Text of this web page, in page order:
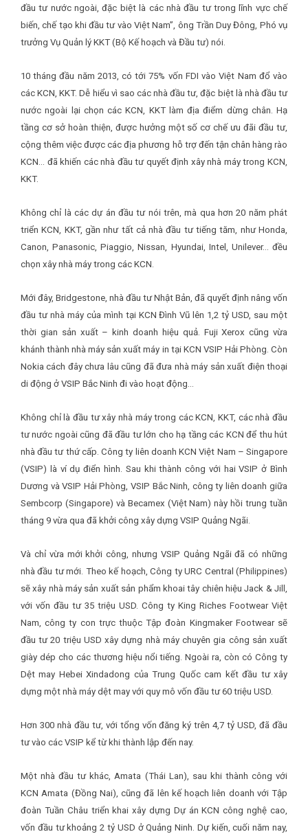
đầu tư nước ngoài, đặc biệt là các nhà đầu tư trong lĩnh vực chế
biến, chế tạo khi đầu tư vào Việt Nam”, ông Trần Duy Đông, Phó vụ
trưởng Vụ Quản lý KKT (Bộ Kế hoạch và Đầu tư) nói.
10 tháng đầu năm 2013, có tới 75% vốn FDI vào Việt Nam đổ vào
các KCN, KKT. Dễ hiểu vì sao các nhà đầu tư, đặc biệt là nhà đầu tư
nước ngoài lại chọn các KCN, KKT làm địa điểm dừng chân. Hạ
tầng cơ sở hoàn thiện, được hưởng một số cơ chế ưu đãi đầu tư,
cộng thêm việc được các địa phương hỗ trợ đến tận chân hàng rào
KCN… đã khiến các nhà đầu tư quyết định xây nhà máy trong KCN,
KKT.
Không chỉ là các dự án đầu tư nói trên, mà qua hơn 20 năm phát
triển KCN, KKT, gần như tất cả nhà đầu tư tiếng tăm, như Honda,
Canon, Panasonic, Piaggio, Nissan, Hyundai, Intel, Unilever… đều
chọn xây nhà máy trong các KCN.
Mới đây, Bridgestone, nhà đầu tư Nhật Bản, đã quyết định nâng vốn
đầu tư nhà máy của mình tại KCN Đình Vũ lên 1,2 tỷ USD, sau một
thời gian sản xuất – kinh doanh hiệu quả. Fuji Xerox cũng vừa
khánh thành nhà máy sản xuất máy in tại KCN VSIP Hải Phòng. Còn
Nokia cách đây chưa lâu cũng đã đưa nhà máy sản xuất điện thoại
di động ở VSIP Bắc Ninh đi vào hoạt động…
Không chỉ là đầu tư xây nhà máy trong các KCN, KKT, các nhà đầu
tư nước ngoài cũng đã đầu tư lớn cho hạ tầng các KCN để thu hút
nhà đầu tư thứ cấp. Công ty liên doanh KCN Việt Nam – Singapore
(VSIP) là ví dụ điển hình. Sau khi thành công với hai VSIP ở Bình
Dương và VSIP Hải Phòng, VSIP Bắc Ninh, công ty liên doanh giữa
Sembcorp (Singapore) và Becamex (Việt Nam) này hồi trung tuần
tháng 9 vừa qua đã khởi công xây dựng VSIP Quảng Ngãi.
Và chỉ vừa mới khởi công, nhưng VSIP Quảng Ngãi đã có những
nhà đầu tư mới. Theo kế hoạch, Công ty URC Central (Philippines)
sẽ xây nhà máy sản xuất sản phẩm khoai tây chiên hiệu Jack & Jill,
với vốn đầu tư 35 triệu USD. Công ty King Riches Footwear Việt
Nam, công ty con trực thuộc Tập đoàn Kingmaker Footwear sẽ
đầu tư 20 triệu USD xây dựng nhà máy chuyên gia công sản xuất
giày dép cho các thương hiệu nổi tiếng. Ngoài ra, còn có Công ty
Dệt may Hebei Xindadong của Trung Quốc cam kết đầu tư xây
dựng một nhà máy dệt may với quy mô vốn đầu tư 60 triệu USD.
Hơn 300 nhà đầu tư, với tổng vốn đăng ký trên 4,7 tỷ USD, đã đầu
tư vào các VSIP kể từ khi thành lập đến nay.
Một nhà đầu tư khác, Amata (Thái Lan), sau khi thành công với
KCN Amata (Đồng Nai), cũng đã lên kế hoạch liên doanh với Tập
đoàn Tuần Châu triển khai xây dựng Dự án KCN công nghệ cao,
vốn đầu tư khoảng 2 tỷ USD ở Quảng Ninh. Dự kiến, cuối năm nay,